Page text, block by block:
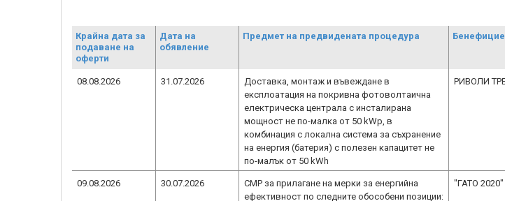
Крайна дата за
подаване на
оферти
Дата на
обявление
Предмет на предвидената процедура
08.08.2026 31.07.2026
Доставка, монтаж и въвеждане в
експлоатация на покривна фотоволтаична
електрическа централа с инсталирана
мощност не по-малка от 50 kWp, в
комбинация с локална система за съхранение
на енергия (батерия) с полезен капацитет не
по-малък от 50 kWh
РИВОЛИ
09.08.2026 30.07.2026
СМР за прилагане на мерки за енергийна
ефективност по следните обособени позиции:
"ГАТО